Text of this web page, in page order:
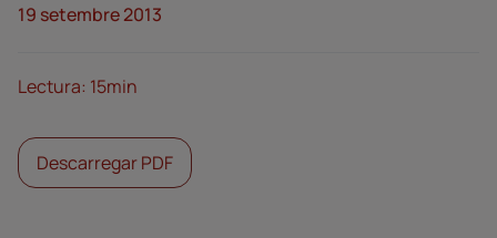
19 setembre 2013
Lectura: 15min
Descarregar PDF